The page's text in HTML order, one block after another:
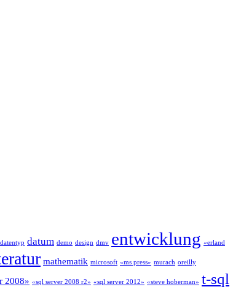
datentyp datum demo design dmv entwicklung «erland
mathematik microsoft «ms press» murach oreilly
2008» «sql server 2008 r2» «sql server 2012» «steve hoberman» t-sql